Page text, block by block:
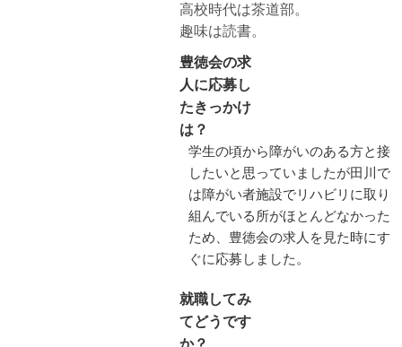
高校時代は茶道部。
趣味は読書。
豊徳会の求
人に応募し
たきっかけ
は？
学生の頃から障がいのある方と接
したいと思っていましたが田川で
は障がい者施設でリハビリに取り
組んでいる所がほとんどなかった
ため、豊徳会の求人を見た時にす
ぐに応募しました。
就職してみ
てどうです
か？